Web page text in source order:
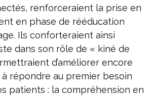
renforceraient la prise en
en phase de rééducation
Ils conforteraient ainsi
dans son rôle de « kiné de
d’améliorer encore
répondre au premier besoin
patients : la compréhension en